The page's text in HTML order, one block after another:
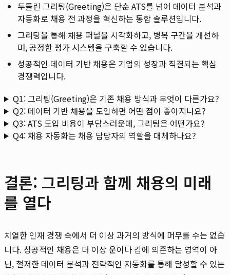
두들린 그리팅(Greeting)은 단순 ATS를 넘어 데이터 분석과
자동화로 채용 전 과정을 혁신하는 통합 솔루션입니다.
그리팅을 통해 채용 퍼널을 시각화하고, 병목 구간을 개선하
며, 공정한 평가 시스템을 구축할 수 있습니다.
성공적인 데이터 기반 채용은 기업의 성장과 직결되는 핵심
경쟁력입니다.
Q1: 그리팅(Greeting)은 기존 채용 방식과 무엇이 다른가요?
Q2: 데이터 기반 채용을 도입하면 어떤 점이 좋아지나요?
Q3: ATS 도입 비용이 부담스러운데, 그리팅은 어떤가요?
Q4: 채용 자동화는 채용 담당자의 역할을 대체하나요?
결론: 그리팅과 함께 채용의 미래
를 열다
치열한 인재 경쟁 속에서 더 이상 과거의 방식에 머무를 수는 없습
니다. 성공적인 채용은 더 이상 운이나 감에 의존하는 영역이 아
닌, 철저한 데이터 분석과 전략적인 자동화를 통해 달성할 수 있는